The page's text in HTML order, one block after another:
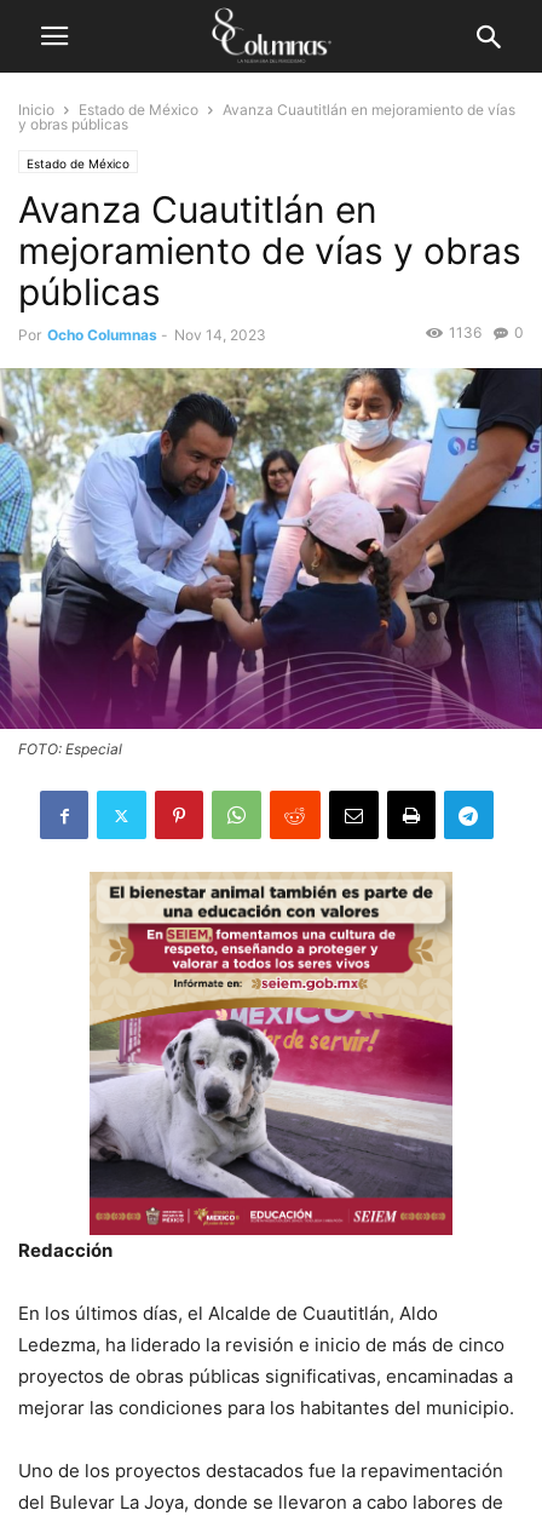
Inicio Estado de México
Avanza Cuautitlán en mejoramiento de vías
y obras públicas
Estado de México
Avanza Cuautitlán en
mejoramiento de vías y obras
públicas
Por Ocho Columnas - Nov 14, 2023 0
1136
FOTO: Especial
Redacción
En los últimos días, el Alcalde de Cuautitlán, Aldo
Ledezma, ha liderado la revisión e inicio de más de cinco
proyectos de obras públicas significativas, encaminadas a
mejorar las condiciones para los habitantes del municipio.
Uno de los proyectos destacados fue la repavimentación
del Bulevar La Joya, donde se llevaron a cabo labores de